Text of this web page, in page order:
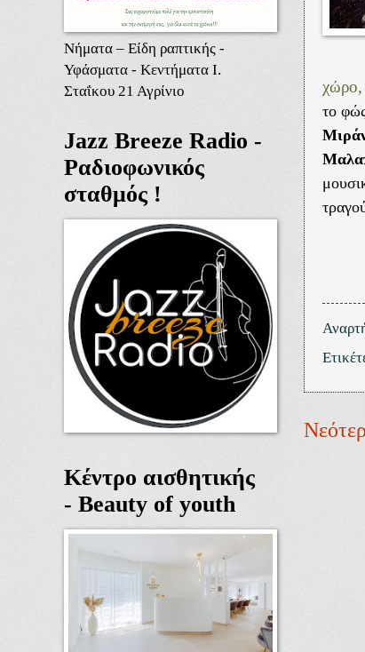
χώρο,
το
Νήματα – Είδη ραπτικής -
Υφάσματα - Κεντήματα Ι.
Σταΐκου 21 Αγρίνιο
Jazz Breeze Radio -
Ραδιοφωνικός
σταθμός !
Κέντρο αισθητικής
- Beauty of youth